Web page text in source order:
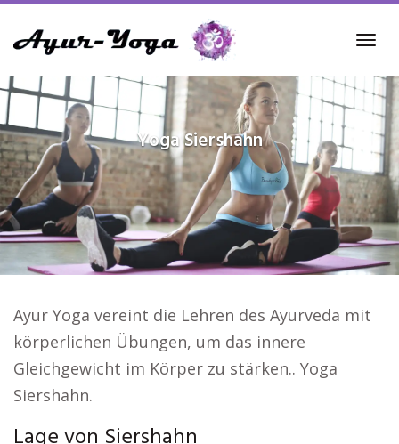
to
content
YogaSiershahn
Ayur Yoga vereint die Lehren des Ayurveda mit
körperlichen Übungen, um das innere
Gleichgewicht im Körper zu stärken.. Yoga
Siershahn.